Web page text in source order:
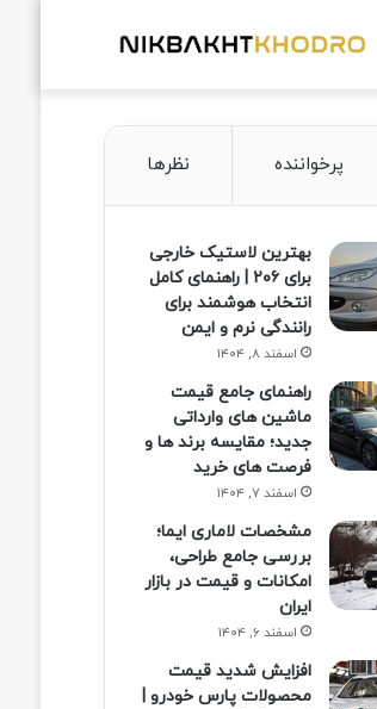
پرخواننده نظرها
بهترین لاستیک خارجی
برای ۲۰۶ | راهنمای کامل
انتخاب هوشمند برای
رانندگی نرم و ایمن
اسفند ۸, ۱۴۰۴
راهنمای جامع قیمت
ماشین های وارداتی
جدید؛ مقایسه برند ها و
فرصت های خرید
اسفند ۷, ۱۴۰۴
مشخصات لاماری ایما؛
بررسی جامع طراحی،
امکانات و قیمت در بازار
ایران
اسفند ۶, ۱۴۰۴
افزایش شدید قیمت
محصولات پارس خودرو |